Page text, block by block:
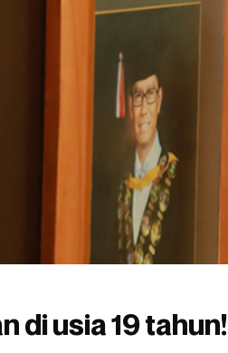
di usia 19 tahun!